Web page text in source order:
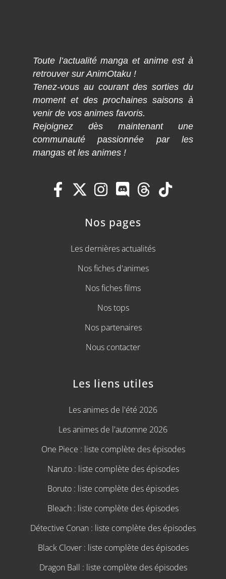
Toute l’actualité manga et anime est à
retrouver sur AnimOtaku !
Tenez-vous au courant des sorties du
moment et des prochaines saisons à
venir de vos animes favoris.
Rejoignez dès maintenant une
communauté passionnée par les
mangas et les animes !
Nos pages
Les dernières actualités
Nos fiches d'animes
Nos fiches films
Nos tops
Nos partenaires
Nous contacter
Les liens utiles
Les animes de l'été 2026
Les animes de l'automne 2026
One Piece : liste complète des épisodes
Naruto : liste complète des épisodes
Boruto : liste complète des épisodes
Bleach : liste complète des épisodes
Détective Conan : liste complète des épisodes
Black Clover : liste complète des épisodes
Dragon Ball : liste complète des épisodes